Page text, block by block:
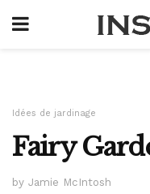
Idées de jardinage
Fairy
by Jamie McIntosh